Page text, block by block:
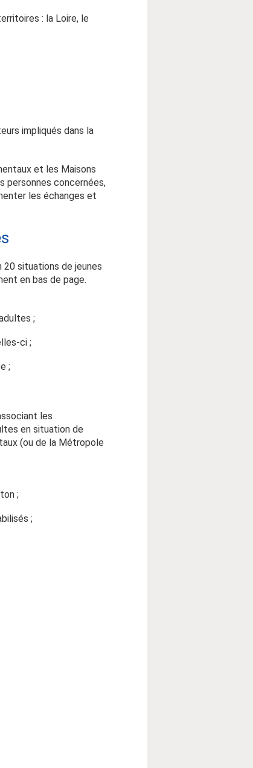
: la Loire, le
impliqués dans la
et les Maisons
personnes concernées,
les échanges et
situations de jeunes
en bas de page.
;
ci ;
;
les
en situation de
(ou de la Métropole
;
;